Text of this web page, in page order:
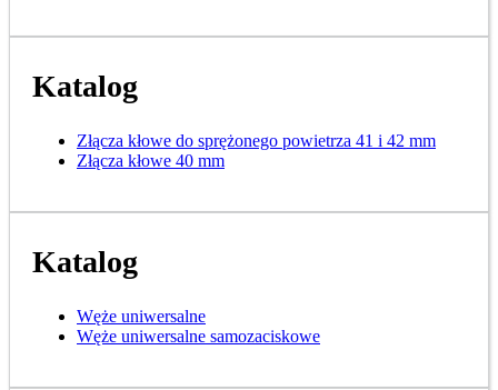
Katalog
Złącza kłowe do sprężonego powietrza 41 i 42 mm
Złącza kłowe 40 mm
Katalog
Węże uniwersalne
Węże uniwersalne samozaciskowe